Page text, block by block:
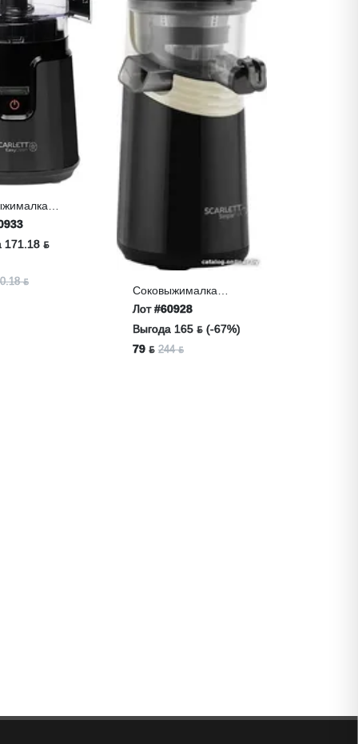
SC-
171.18 ƃ
ƃ
Соковыжималка
SCARLETT SC-
Лот#60928
Выгода 165 ƃ (-67%)
79 ƃ 244 ƃ